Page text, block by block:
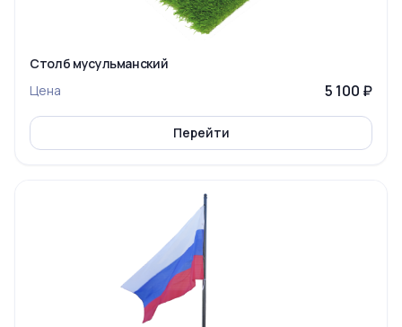
Столб мусульманский
Цена
5 100 ₽
Перейти